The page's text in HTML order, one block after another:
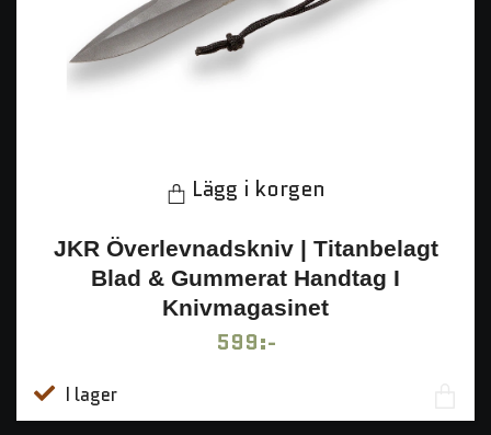
Lägg i korgen
JKR Överlevnadskniv | Titanbelagt
Blad & Gummerat Handtag I
Knivmagasinet
599:-
I lager